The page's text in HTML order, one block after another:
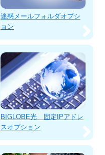
迷惑メールフォルダオプシ
ョン
BIGLOBE光 固定IPアドレ
スオプション